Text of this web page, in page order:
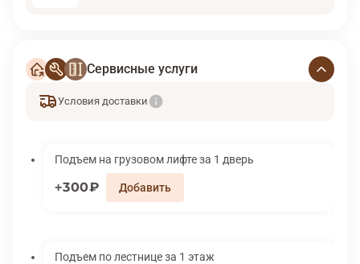
Сервисные услуги
Условия доставки
Подъем на грузовом лифте за 1 дверь
300₽
Подъем по лестнице за 1 этаж